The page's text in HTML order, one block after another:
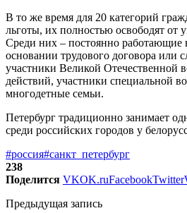
В то же время для 20 категорий
льготы, их полностью освободят от
Среди них – постоянно работающие
основании трудового договора или
участники Великой Отечественной
действий, участники специальной
многодетные семьи.
Петербург традиционно занимает
среди российских городов у
#россия#санкт_петербург
238
Поделится VKOK.ruFacebookTwitter
Предыдущая запись